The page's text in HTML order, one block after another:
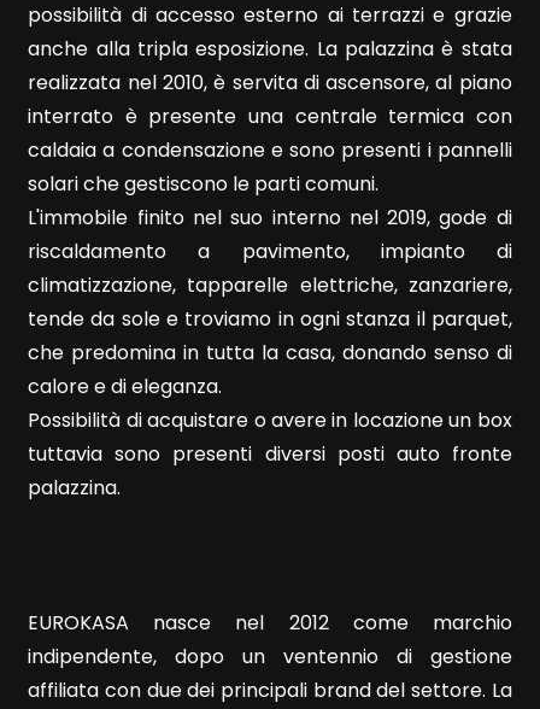
possibilità di accesso esterno ai terrazzi e grazie
anche alla tripla esposizione. La palazzina è stata
realizzata nel 2010, è servita di ascensore, al piano
interrato è presente una centrale termica con
caldaia a condensazione e sono presenti i pannelli
solari che gestiscono le parti comuni.
L'immobile finito nel suo interno nel 2019, gode di
riscaldamento a pavimento, impianto di
climatizzazione, tapparelle elettriche, zanzariere,
tende da sole e troviamo in ogni stanza il parquet,
che predomina in tutta la casa, donando senso di
calore e di eleganza.
Possibilità di acquistare o avere in locazione un box
tuttavia sono presenti diversi posti auto fronte
palazzina.
EUROKASA nasce nel 2012 come marchio
indipendente, dopo un ventennio di gestione
affiliata con due dei principali brand del settore. La
Qualsiasi
1
2
3
Qualsiasi
1